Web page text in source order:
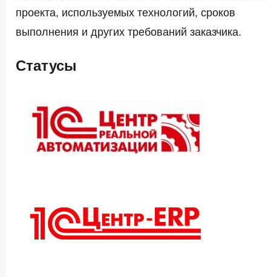
проекта, используемых технологий, сроков
выполнения и других требований заказчика.
Статусы